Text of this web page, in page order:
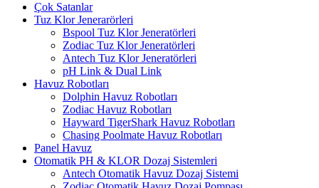
Çok Satanlar
Tuz Klor Jenerarörleri
Bspool Tuz Klor Jeneratörleri
Zodiac Tuz Klor Jeneratörleri
Antech Tuz Klor Jeneratörleri
pH Link & Dual Link
Havuz Robotları
Dolphin Havuz Robotları
Zodiac Havuz Robotları
Hayward TigerShark Havuz Robotları
Chasing Poolmate Havuz Robotları
Panel Havuz
Otomatik PH & KLOR Dozaj Sistemleri
Antech Otomatik Havuz Dozaj Sistemi